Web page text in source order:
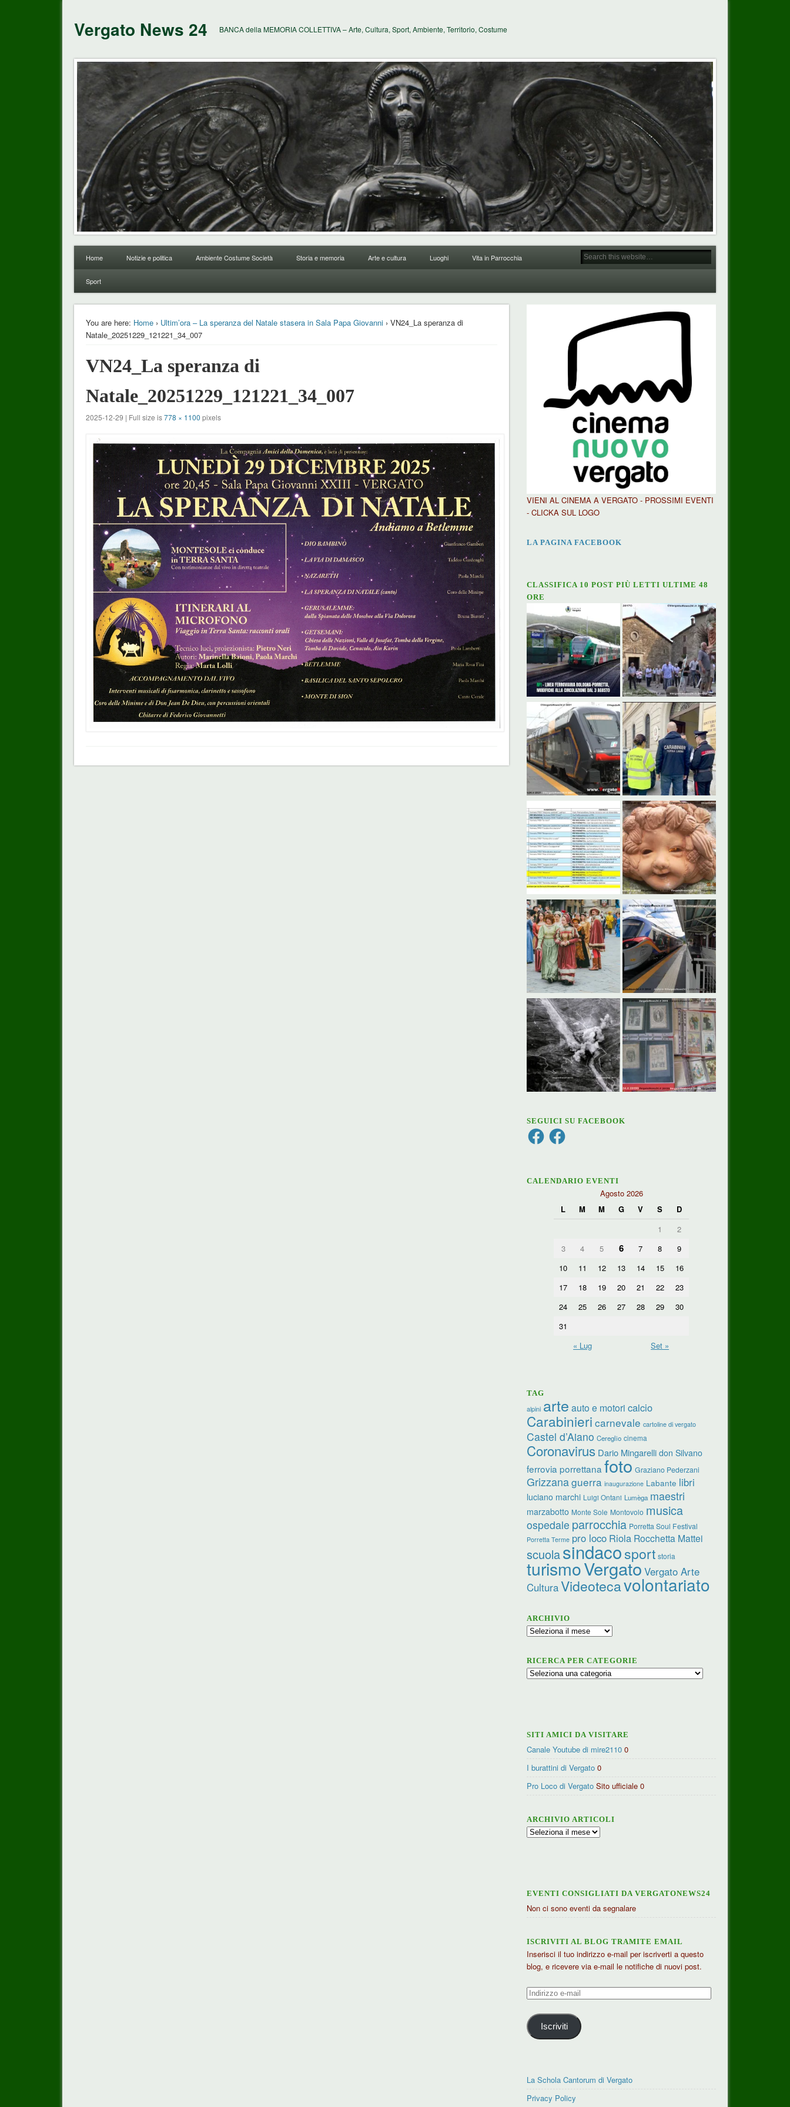
Vergato News 24 BANCA della MEMORIA COLLETTIVA – Arte, Cultura, Sport, Ambiente, Territorio, Costume
Home Notizie e politica Ambiente Costume Società Storia e memoria Arte e cultura Luoghi Vita in Parrocchia
Sport
You are here: Home› Ultim’ora – La speranza del Natale stasera in Sala Papa Giovanni› VN24_La speranza di
Natale_20251229_121221_34_007
VN24_La speranza di
Natale_20251229_121221_34_007
2025-12-29 | Full size is778 × 1100 pixels
VIENI AL CINEMA A VERGATO - PROSSIMI EVENTI
- CLICKA SUL LOGO
LA PAGINA FACEBOOK
CLASSIFICA 10 POST PIÙ LETTI ULTIME 48
ORE
SEGUICI SU FACEBOOK
FacebookFacebook
CALENDARIO EVENTI
Agosto 2026
L
M M G V S
D
1
2
3
4 5 6 7 8
9
10
11 12 13 14 15
16
17
18 19 20 21 22
23
24
25 26 27 28 29
30
31
« Lug
Set »
TAG
alpini arte auto e motori calcio
Carabinieri carnevale cartoline di vergato
Castel d’Aiano Cereglio cinema
Coronavirus Dario Mingarelli don Silvano
ferrovia porrettana foto Graziano Pederzani
Grizzanaguerra inaugurazione Labante libri
luciano marchi Luigi Ontani Lumèga maestri
marzabotto Monte Sole Montovolo musica
ospedale parrocchia Porretta Soul Festival
Porretta Terme pro loco Riola Rocchetta Mattei
scuolasindacosport storia
turismoVergato Vergato Arte
CulturaVideotecavolontariato
ARCHIVIO
Archivio
RICERCA PER CATEGORIE
Ricerca
SITI AMICI DA VISITARE
Canale Youtube di mire2110 0
I burattini di Vergato 0
Pro Loco di Vergato Sito ufficiale 0
ARCHIVIO ARTICOLI
Archivio
EVENTI CONSIGLIATI DA VERGATONEWS24
Non ci sono eventi da segnalare
ISCRIVITI AL BLOG TRAMITE EMAIL
Inserisci il tuo indirizzo e-mail per iscriverti a questo
blog, e ricevere via e-mail le notifiche di nuovi post.
Indirizzo
mail
Iscriviti
La Schola Cantorum di Vergato
Privacy Policy